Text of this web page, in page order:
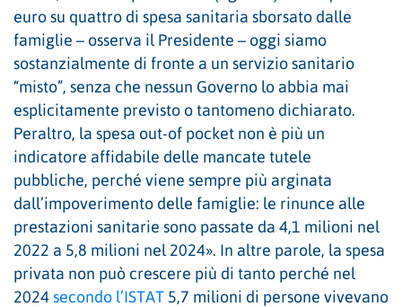
euro su quattro di spesa sanitaria sborsato dalle
famiglie – osserva il Presidente – oggi siamo
sostanzialmente di fronte a un servizio sanitario
“misto”, senza che nessun Governo lo abbia mai
esplicitamente previsto o tantomeno dichiarato.
Peraltro, la spesa out-of pocket non è più un
indicatore affidabile delle mancate tutele
pubbliche, perché viene sempre più arginata
dall’impoverimento delle famiglie: le rinunce alle
prestazioni sanitarie sono passate da 4,1 milioni nel
2022 a 5,8 milioni nel 2024». In altre parole, la spesa
privata non può crescere più di tanto perché nel
2024 secondo l’ISTAT 5,7 milioni di persone vivevano